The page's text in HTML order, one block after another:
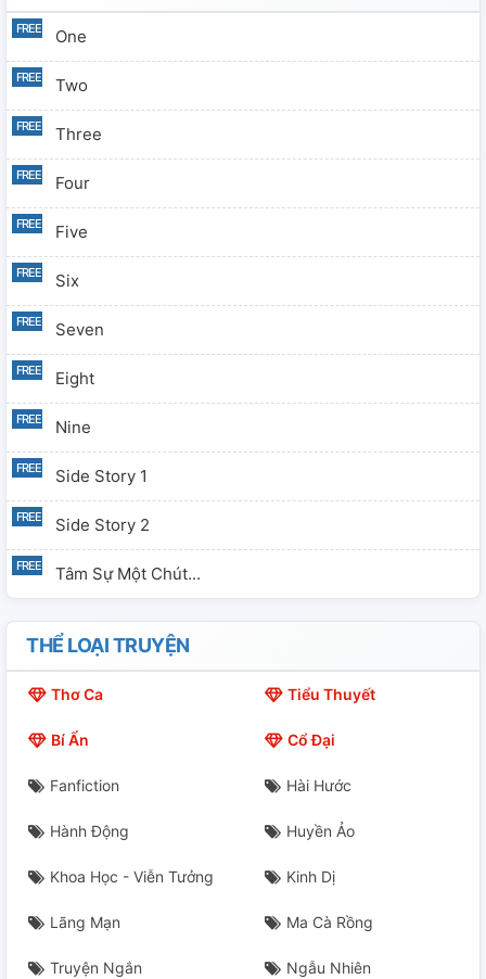
One
Two
Three
Four
Five
Six
Seven
Eight
Nine
Side Story 1
Side Story 2
Tâm Sự Một Chút...
THỂ LOẠI TRUYỆN
Thơ Ca Tiểu Thuyết
Bí Ẩn Cổ Đại
Fanfiction Hài Hước
Hành Động Huyền Ảo
Khoa Học - Viễn Tưởng Kinh Dị
Lãng Mạn Ma Cà Rồng
Truyện Ngắn Ngẫu Nhiên